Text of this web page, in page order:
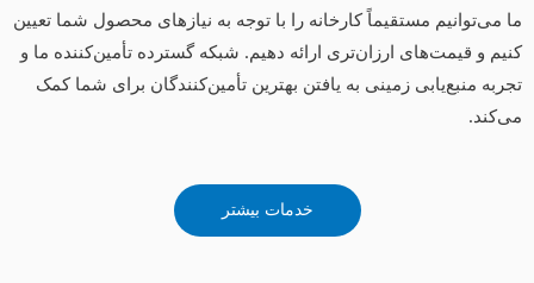
ما می‌توانیم مستقیماً کارخانه را با توجه به نیازهای محصول شما تعیین
کنیم و قیمت‌های ارزان‌تری ارائه دهیم. شبکه گسترده تأمین‌کننده ما و
تجربه منبع‌یابی زمینی به یافتن بهترین تأمین‌کنندگان برای شما کمک
می‌کند.
خدمات بیشتر